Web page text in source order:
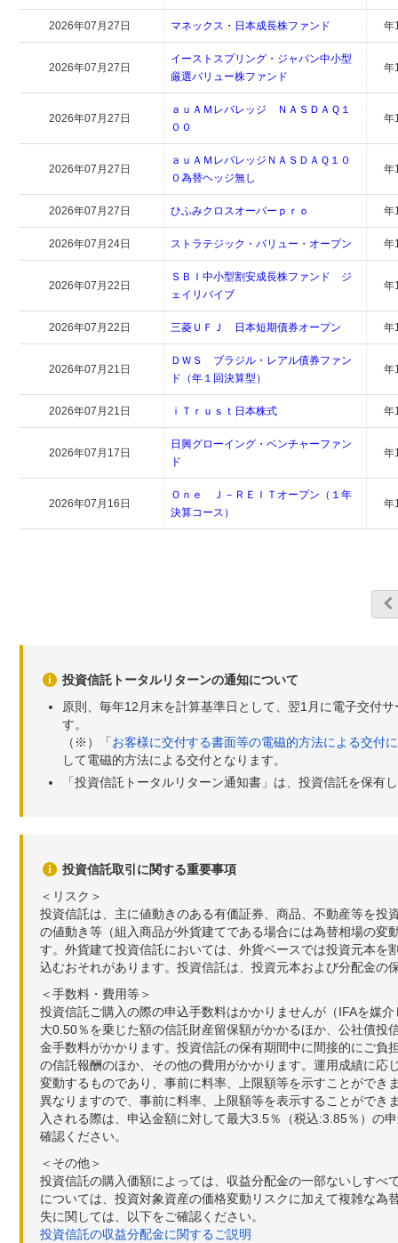
2026年07月27日 マネックス・日本成長株ファンド 年
2026年07月27日
イーストスプリング・ジャパン中小型
厳選バリュー株ファンド
年
2026年07月27日
ａｕＡＭレバレッジ ＮＡＳＤＡＱ１
００
年
2026年07月27日
ａｕＡＭレバレッジＮＡＳＤＡＱ１０
０為替ヘッジ無し
年
2026年07月27日 ひふみクロスオーバーｐｒｏ 年
2026年07月24日 ストラテジック・バリュー・オープン 年
2026年07月22日
ＳＢＩ中小型割安成長株ファンド ジ
ェイリバイブ
年
2026年07月22日 三菱ＵＦＪ 日本短期債券オープン 年
2026年07月21日
ＤＷＳ ブラジル・レアル債券ファン
ド（年１回決算型）
年
2026年07月21日 ｉＴｒｕｓｔ日本株式 年
2026年07月17日
日興グローイング・ベンチャーファン
ド
年
2026年07月16日
Ｏｎｅ Ｊ－ＲＥＩＴオープン（１年
決算コース）
年
投資信託トータルリターンの通知について
原則、毎年12月末を計算基準日として、翌1月に電子交付
す。
（※）「お客様に交付する書面等の電磁的方法による交付
して電磁的方法による交付となります。
「投資信託トータルリターン通知書」は、投資信託を保有
投資信託取引に関する重要事項
＜リスク＞
投資信託は、主に値動きのある有価証券、商品、不動産等を
の値動き等（組入商品が外貨建てである場合には為替相場の
す。外貨建て投資信託においては、外貨ベースでは投資元本
込むおそれがあります。投資信託は、投資元本および分配金の
＜手数料・費用等＞
投資信託ご購入の際の申込手数料はかかりませんが（IFAを媒
大0.50％を乗じた額の信託財産留保額がかかるほか、公社債
金手数料がかかります。投資信託の保有期間中に間接的にご
の信託報酬のほか、その他の費用がかかります。運用成績に
変動するものであり、事前に料率、上限額等を示すことがで
異なりますので、事前に料率、上限額等を表示することがで
入される際は、申込金額に対して最大3.5％（税込:3.85％）の
確認ください。
＜その他＞
投資信託の購入価額によっては、収益分配金の一部ないしす
については、投資対象資産の価格変動リスクに加えて複雑な
失に関しては、以下をご確認ください。
投資信託の収益分配金に関するご説明